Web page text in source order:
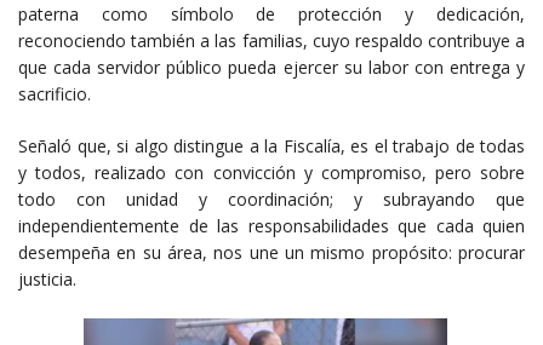
paterna como símbolo de protección y dedicación,
reconociendo también a las familias, cuyo respaldo contribuye a
que cada servidor público pueda ejercer su labor con entrega y
sacrificio.
Señaló que, si algo distingue a la Fiscalía, es el trabajo de todas
y todos, realizado con convicción y compromiso, pero sobre
todo con unidad y coordinación; y subrayando que
independientemente de las responsabilidades que cada quien
desempeña en su área, nos une un mismo propósito: procurar
justicia.